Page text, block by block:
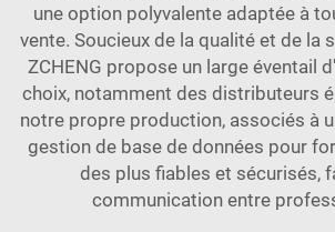
une option polyvalente adaptée à
vente. Soucieux de la qualité et de la
ZCHENG propose un large éventail
choix, notamment des distributeurs
notre propre production, associés à
gestion de base de données pour
des plus fiables et sécurisés,
communication entre